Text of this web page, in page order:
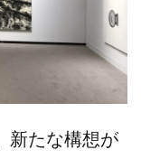
新たな構想が